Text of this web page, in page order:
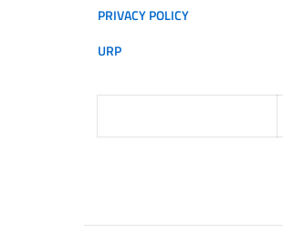
PRIVACY POLICY
URP
per: